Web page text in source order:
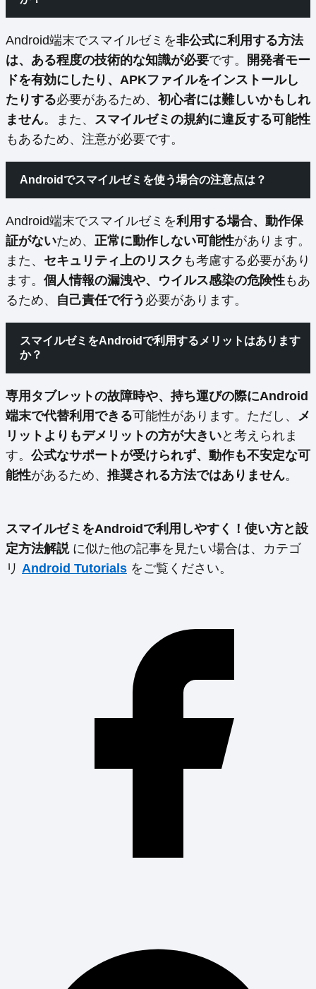
Android端末でスマイルゼミを非公式に利用する方法
は、ある程度の技術的な知識が必要です。
開発者モー
ドを有効にしたり、APKファイルをインストールし
たりする必要があるため、 初心者には難しいかもしれ
ません。また、 スマイルゼミの規約に違反する可能性
もあるため、注意が必要です。
Androidでスマイルゼミを使う場合の注意点は？
Android端末でスマイルゼミを利用する場合、動作保
証がないため、 正常に動作しない可能性があります。
また、 セキュリティ上のリスク も考慮する必要があり
ます。 個人情報の漏洩や、ウイルス感染の危険性もあ
るため、 自己責任で行う 必要があります。
スマイルゼミをAndroidで利用するメリットはあります
か？
専用タブレットの故障時や、持ち運びの際にAndroid
端末で代替利用できる可能性があります。ただし、 メ
リットよりもデメリットの方が大きいと考えられま
す。 公式なサポートが受けられず、動作も不安定な可
能性があるため、 推奨される方法ではありません。
スマイルゼミをAndroidで利用しやすく！使い方と設
定方法解説に似た他の記事を見たい場合は、カテゴ
リ Android Tutorials をご覧ください。